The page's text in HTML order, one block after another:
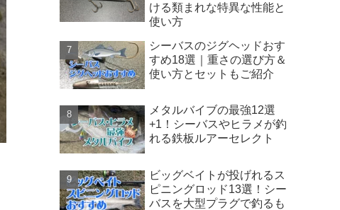
ける類まれな特異な性能と
使い方
シーバスのジグヘッドおす
すめ18選｜重さの選び方＆
使い方とセットもご紹介
メタルバイブの最強12選
+1！シーバスやヒラメが釣
れる鉄板ルアーセレクト
ビッグベイトが投げれるス
ピニングロッド13選！シー
バスを大型プラグで釣るも